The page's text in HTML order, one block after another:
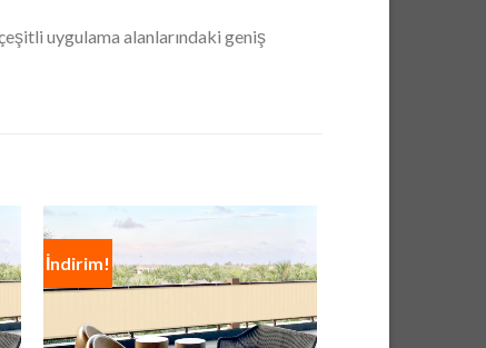
uygulama alanlarındaki geniş
İndirim!